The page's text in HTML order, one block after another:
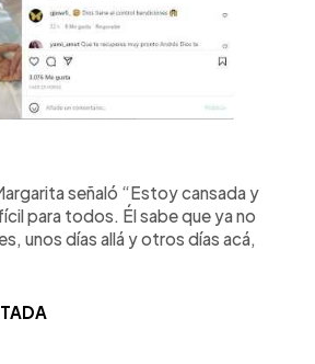
señaló “Estoy cansada y
para todos. Él sabe que ya no
unos días allá y otros días acá,